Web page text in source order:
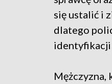
się ustalić i
dlatego
identyfikacji
Mężczyzna,